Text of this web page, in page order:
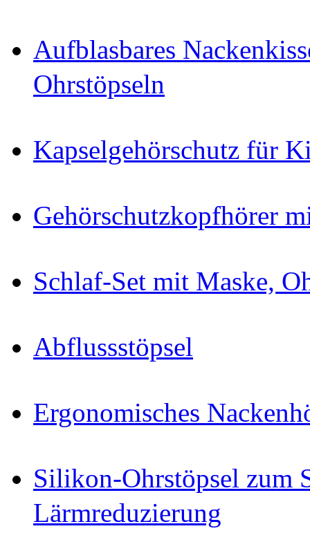
Aufblasbares
Ohrstöpseln
Kapselgehörschutz für
Gehörschutzkopfhörer
Schlaf-Set mit Maske,
Abflussstöpsel
Ergonomisches
Silikon-Ohrstöpsel zum
Lärmreduzierung